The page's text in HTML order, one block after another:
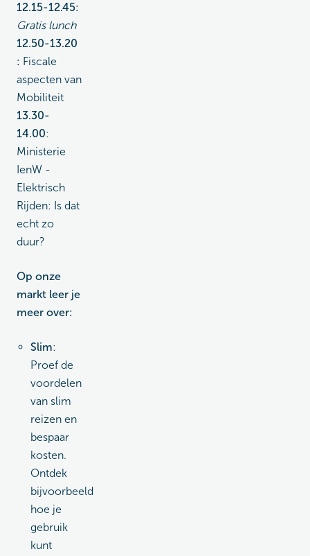
12.15-12.45:
Gratis lunch
12.50-13.20
: Fiscale
aspecten van
Mobiliteit
13.30-
14.00:
Ministerie
IenW -
Elektrisch
Rijden: Is dat
echt zo
duur?
Op onze
markt leer je
meer over:
Slim:
Proef de
voordelen
van slim
reizen en
bespaar
kosten.
Ontdek
bijvoorbeeld
hoe je
gebruik
kunt